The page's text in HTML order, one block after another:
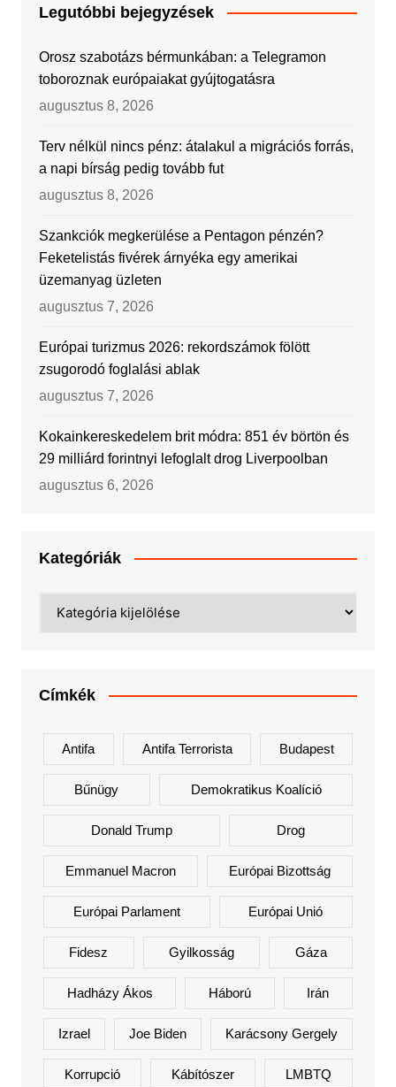
Legutóbbi bejegyzések
Orosz szabotázs bérmunkában: a Telegramon
toboroznak európaiakat gyújtogatásra
augusztus 8, 2026
Terv nélkül nincs pénz: átalakul a migrációs forrás,
a napi bírság pedig tovább fut
augusztus 8, 2026
Szankciók megkerülése a Pentagon pénzén?
Feketelistás fivérek árnyéka egy amerikai
üzemanyag üzleten
augusztus 7, 2026
Európai turizmus 2026: rekordszámok fölött
zsugorodó foglalási ablak
augusztus 7, 2026
Kokainkereskedelem brit módra: 851 év börtön és
29 milliárd forintnyi lefoglalt drog Liverpoolban
augusztus 6, 2026
Kategóriák
Címkék
Antifa Antifa Terrorista Budapest
Bűnügy Demokratikus Koalíció
Donald Trump Drog
Emmanuel Macron Európai Bizottság
Európai Parlament Európai Unió
Fidesz Gyilkosság Gáza
Hadházy Ákos Háború Irán
Izrael Joe Biden Karácsony Gergely
Korrupció Kábítószer LMBTQ